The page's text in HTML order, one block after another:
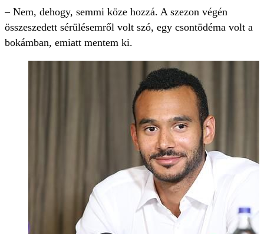
– Nem, dehogy, semmi köze hozzá. A szezon végén
összeszedett sérülésemről volt szó, egy csontödéma volt a
bokámban, emiatt mentem ki.